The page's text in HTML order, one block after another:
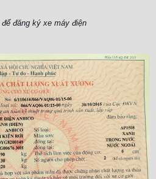
đăng ký xe máy điện